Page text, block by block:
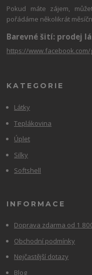
Pokud máte zájem,
pořádáme několikrát
Barevné šití: prodej
https://
KATEGORIE
Látky
Teplákovina
Úplet
Silky
Softshell
INFORMACE
Doprava zdarma od 1
Obchodní podmínky
Nejčastější dotazy
Blog